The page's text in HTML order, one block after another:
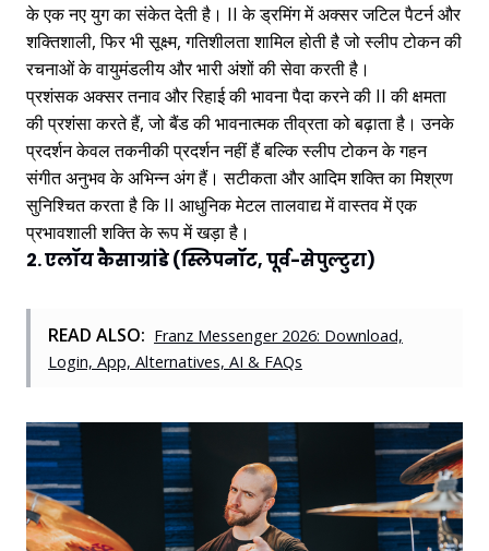
के एक नए युग का संकेत देती है। II के ड्रमिंग में अक्सर जटिल पैटर्न और
शक्तिशाली, फिर भी सूक्ष्म, गतिशीलता शामिल होती है जो स्लीप टोकन की
रचनाओं के वायुमंडलीय और भारी अंशों की सेवा करती है।
प्रशंसक अक्सर तनाव और रिहाई की भावना पैदा करने की II की क्षमता
की प्रशंसा करते हैं, जो बैंड की भावनात्मक तीव्रता को बढ़ाता है। उनके
प्रदर्शन केवल तकनीकी प्रदर्शन नहीं हैं बल्कि स्लीप टोकन के गहन
संगीत अनुभव के अभिन्न अंग हैं। सटीकता और आदिम शक्ति का मिश्रण
सुनिश्चित करता है कि II आधुनिक मेटल तालवाद्य में वास्तव में एक
प्रभावशाली शक्ति के रूप में खड़ा है।
2. एलॉय कैसाग्रांडे (स्लिपनॉट, पूर्व-सेपुल्टुरा)
READ ALSO: Franz Messenger 2026: Download,
Login, App, Alternatives, AI & FAQs